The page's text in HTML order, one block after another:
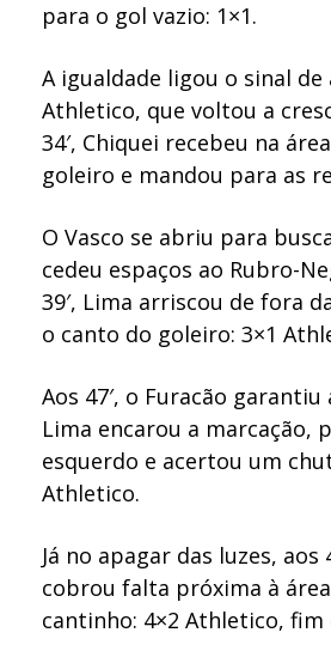
para o gol vazio: 1×1.
A igualdade ligou o sinal
Athletico, que voltou a
34′, Chiquei recebeu na
goleiro e mandou para as
O Vasco se abriu para
cedeu espaços ao Rubro-
39′, Lima arriscou de fora
o canto do goleiro: 3×1
Aos 47′, o Furacão garantiu
Lima encarou a marcação,
esquerdo e acertou um
Athletico.
Já no apagar das luzes, aos
cobrou falta próxima à
cantinho: 4×2 Athletico, fim